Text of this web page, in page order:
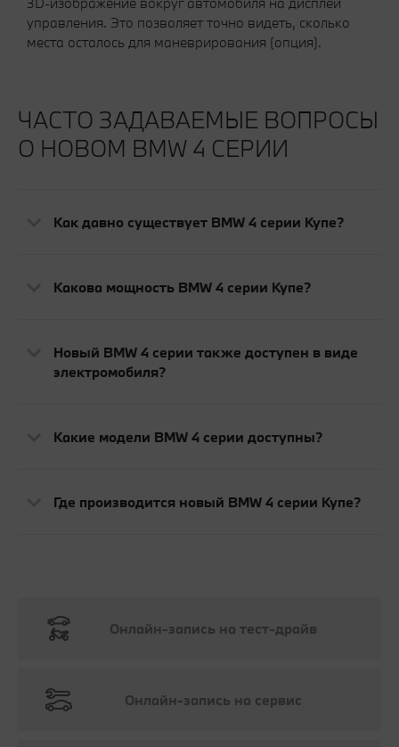
управления. Это позволяет точно видеть, сколько
места осталось для маневрирования (опция).
ЧАСТО ЗАДАВАЕМЫЕ ВОПРОСЫ
О НОВОМ BMW 4 СЕРИИ
Как давно существует BMW 4 серии Купе?
Какова мощность BMW 4 серии Купе?
Новый BMW 4 серии также доступен в виде
электромобиля?
Какие модели BMW 4 серии доступны?
Где производится новый BMW 4 серии Купе?
Онлайн-запись на тест-драйв
Онлайн-запись на сервис